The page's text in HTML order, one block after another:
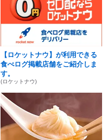
【ロケットナウ】が利用できる
食べログ掲載店舗をご紹介しま
す。
(ロケットナウ)